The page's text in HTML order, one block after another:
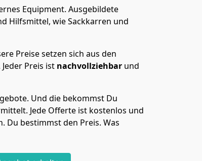
Equipment. Ausgebildete
Hilfsmittel, wie Sackkarren und
Preise setzen sich aus den
Preis ist nachvollziehbar und
Und die bekommst Du
Jede Offerte ist kostenlos und
Du bestimmst den Preis. Was